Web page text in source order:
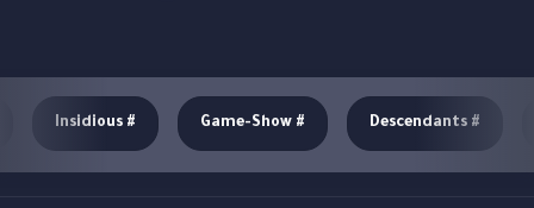
#
Descendants
#
Game-Show
#
Insidious